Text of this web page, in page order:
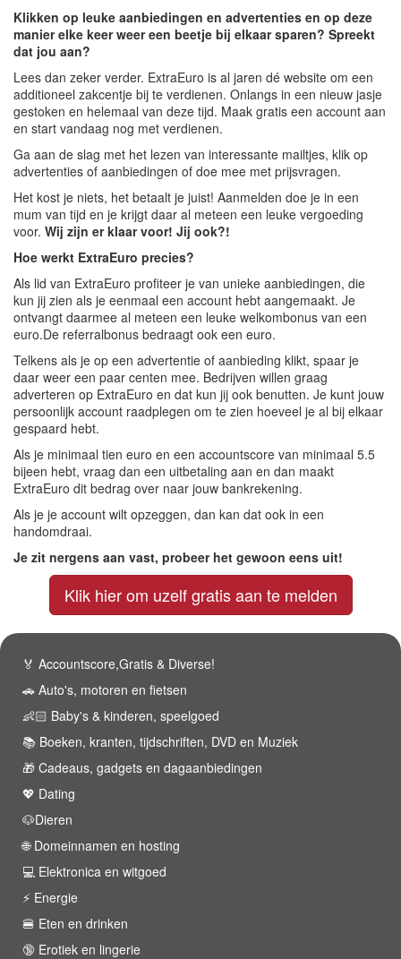
Klikken op leuke aanbiedingen en advertenties en op deze
manier elke keer weer een beetje bij elkaar sparen? Spreekt
dat jou aan?
Lees dan zeker verder. ExtraEuro is al jaren dé website om een
additioneel zakcentje bij te verdienen. Onlangs in een nieuw jasje
gestoken en helemaal van deze tijd. Maak gratis een account aan
en start vandaag nog met verdienen.
Ga aan de slag met het lezen van interessante mailtjes, klik op
advertenties of aanbiedingen of doe mee met prijsvragen.
Het kost je niets, het betaalt je juist! Aanmelden doe je in een
mum van tijd en je krijgt daar al meteen een leuke vergoeding
voor. Wij zijn er klaar voor! Jij ook?!
Hoe werkt ExtraEuro precies?
Als lid van ExtraEuro profiteer je van unieke aanbiedingen, die
kun jij zien als je eenmaal een account hebt aangemaakt. Je
ontvangt daarmee al meteen een leuke welkombonus van een
euro.De referralbonus bedraagt ook een euro.
Telkens als je op een advertentie of aanbieding klikt, spaar je
daar weer een paar centen mee. Bedrijven willen graag
adverteren op ExtraEuro en dat kun jij ook benutten. Je kunt jouw
persoonlijk account raadplegen om te zien hoeveel je al bij elkaar
gespaard hebt.
Als je minimaal tien euro en een accountscore van minimaal 5.5
bijeen hebt, vraag dan een uitbetaling aan en dan maakt
ExtraEuro dit bedrag over naar jouw bankrekening.
Als je je account wilt opzeggen, dan kan dat ook in een
handomdraai.
Je zit nergens aan vast, probeer het gewoon eens uit!
Klik hier om uzelf gratis aan te melden
🏅 Accountscore,Gratis & Diverse!
🚗 Auto's, motoren en fietsen
👶🏻 Baby's & kinderen, speelgoed
📚 Boeken, kranten, tijdschriften, DVD en Muziek
🎁 Cadeaus, gadgets en dagaanbiedingen
💖 Dating
🐶Dieren
🌐 Domeinnamen en hosting
💻 Elektronica en witgoed
⚡️ Energie
🍔 Eten en drinken
🔞 Erotiek en lingerie